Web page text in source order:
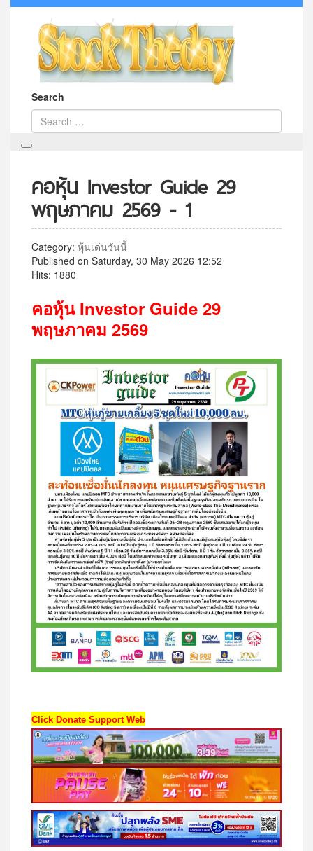
Search
คอหุ้น Investor Guide 29
พฤษภาคม 2569 - 1
Category: หุ้นเด่นวันนี้
Published on Saturday, 30 May 2026 12:52
Hits: 1880
คอหุ้นInvestor Guide 29
พฤษภาคม 2569
Click Donate Support Web